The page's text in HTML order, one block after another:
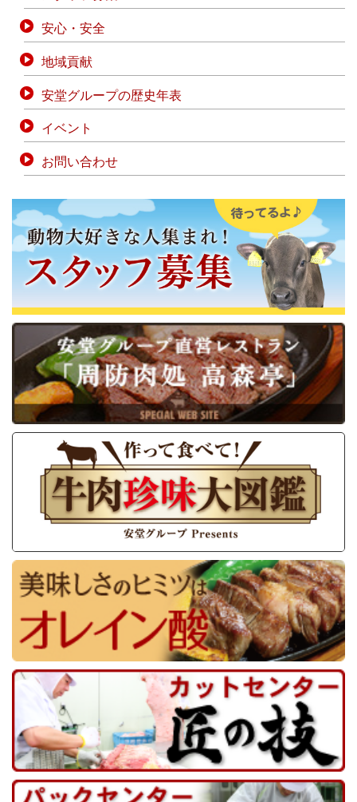
安心・安全
地域貢献
安堂グループの歴史年表
イベント
お問い合わせ